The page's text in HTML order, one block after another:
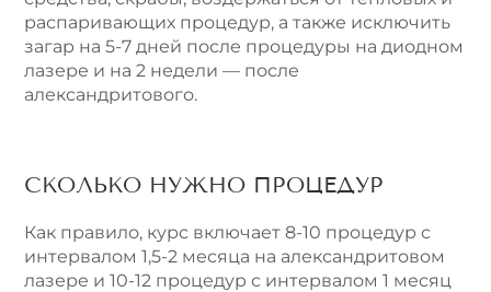
распаривающих процедур, а также исключить
загар на 5-7 дней после процедуры на диодном
лазере и на 2 недели — после
александритового.
СКОЛЬКО НУЖНО ПРОЦЕДУР
Как правило, курс включает 8-10 процедур с
интервалом 1,5-2 месяца на александритовом
лазере и 10-12 процедур с интервалом 1 месяц